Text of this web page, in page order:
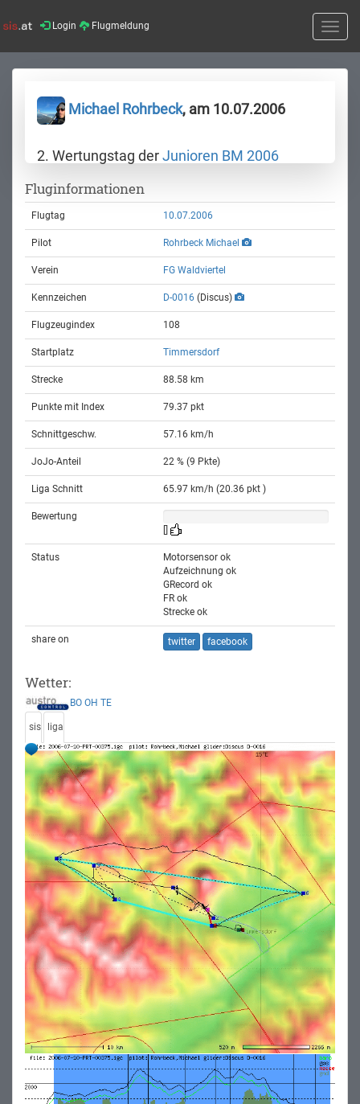
Login Flugmeldung
Toggle
Michael Rohrbeck, am 10.07.2006
2. Wertungstag derJunioren BM 2006
Fluginformationen
Flugtag 10.07.2006
Pilot Rohrbeck Michael
Verein FG Waldviertel
Kennzeichen D-0016 (Discus)
Flugzeugindex 108
Startplatz Timmersdorf
Strecke 88.58 km
Punkte mit Index 79.37 pkt
Schnittgeschw. 57.16 km/h
JoJo-Anteil 22 % (9 Pkte)
Liga Schnitt 65.97 km/h (20.36 pkt )
Bewertung
Status
Motorsensor ok
Aufzeichnung ok
GRecord ok
FR ok
Strecke ok
share on twitter facebook
Wetter:
BO OH TE
sis liga